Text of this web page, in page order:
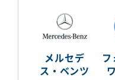
メルセデ
ス・ベンツ